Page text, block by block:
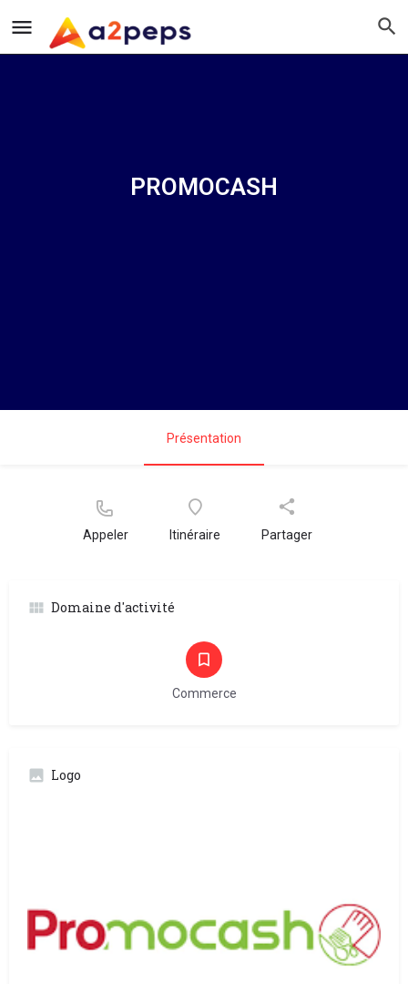
PROMOCASH
Présentation
Appeler Itinéraire Partager
Domaine d'activité
Commerce
Logo